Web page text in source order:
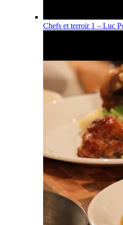
Chefs et terroir 1 – Luc